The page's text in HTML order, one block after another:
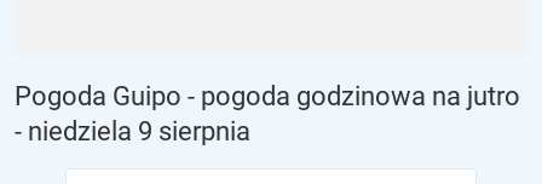
Pogoda Guipo - pogoda godzinowa na jutro
- niedziela 9 sierpnia